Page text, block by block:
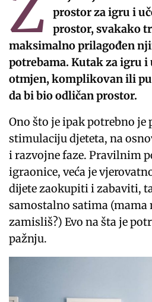
prostor za igru i
prostor, svakako
maksimalno prilagođen
potrebama. Kutak za igru i
otmjen, komplikovan ili
da bi bio odličan prostor.
Ono što je ipak potrebno je
stimulaciju djeteta, na
i razvojne faze. Pravilnim
igraonice, veća je
dijete zaokupiti i zabaviti,
samostalno satima (mama
zamisliš?) Evo na šta je
pažnju.